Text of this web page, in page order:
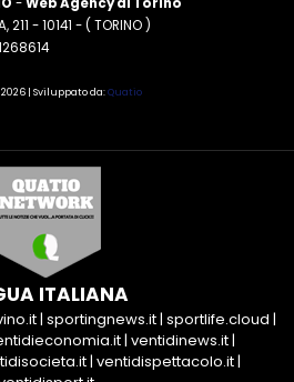
211 - 10141 - ( TORINO )
- 2026 | Sviluppato da:Quatio
ITALIANA
| sportingnews.it| sportlife.cloud |
| ventidinews.it|
| ventidispettacolo.it|